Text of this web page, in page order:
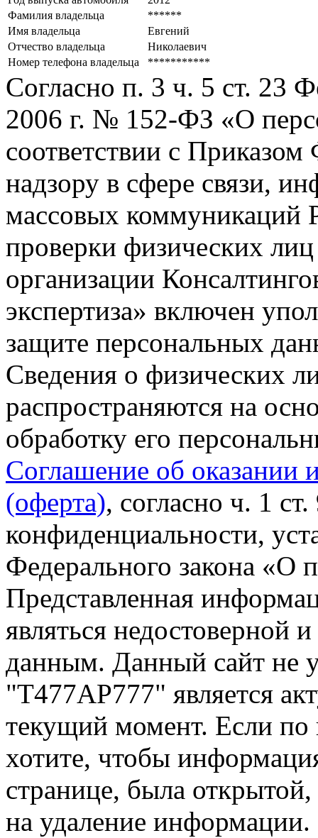
Фамилия владельца
******
Имя владельца
Евгений
Отчество владельца
Николаевич
Номер телефона владельца
***********
Согласно п. 3 ч. 5 ст. 23
2006 г. № 152-ФЗ «О
соответствии с
надзору в сфере связи,
массовых коммуникаций
проверки физических
организации
экспертиза» включен
защите персональных
Сведения о физических
распространяются на
обработку его
Соглашение об оказании
(оферта), согласно ч. 1
конфиденциальности,
Федерального закона «О
Представленная
являться недостоверной
данным. Данный сайт не
"Т477АР777" является
текущий момент. Если
хотите, чтобы
странице, была открытой,
на удаление информации.